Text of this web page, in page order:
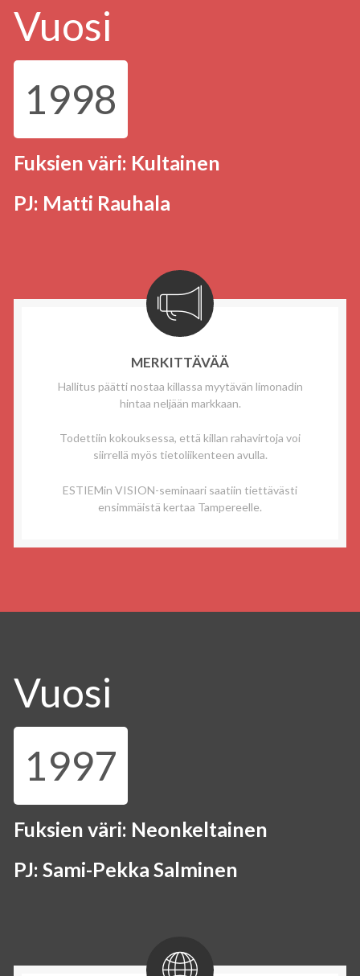
Vuosi
1998
Fuksien väri: Kultainen
PJ: Matti Rauhala
MERKITTÄVÄÄ
Hallitus päätti nostaa killassa myytävän limonadin
hintaa neljään markkaan.
Todettiin kokouksessa, että killan rahavirtoja voi
siirrellä myös tietoliikenteen avulla.
ESTIEMin VISION-seminaari saatiin tiettävästi
ensimmäistä kertaa Tampereelle.
Vuosi
1997
Fuksien väri: Neonkeltainen
PJ: Sami-Pekka Salminen